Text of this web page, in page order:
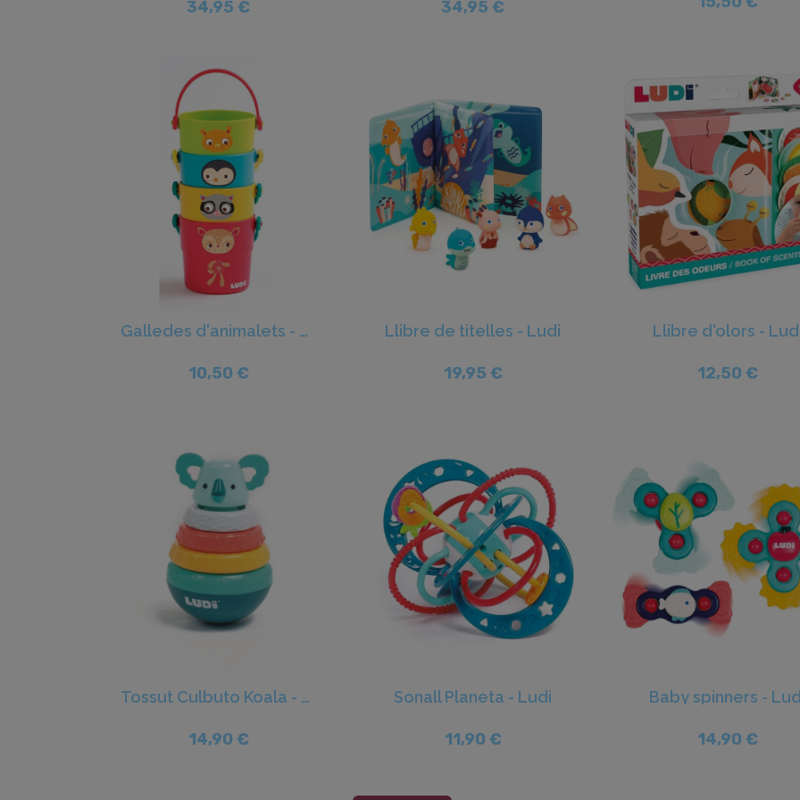
34,95 € 34,95 €
Galledes d'animalets - Ludi
10,50 €
Llibre de titelles - Ludi
19,95 €
Llibre d'olors -
12,50 €
Tossut Culbuto Koala - Ludi
14,90 €
Sonall Planeta - Ludi
11,90 €
Baby spinners -
14,90 €